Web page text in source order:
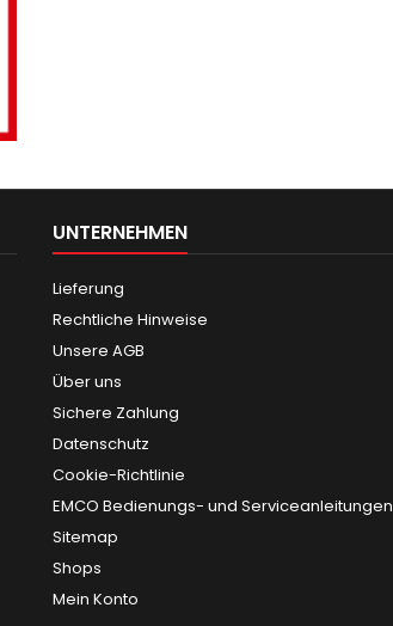
UNTERNEHMEN
Lieferung
Rechtliche Hinweise
Unsere AGB
Über uns
Sichere Zahlung
Datenschutz
Cookie-Richtlinie
EMCO Bedienungs- und Serviceanleitungen
Sitemap
Shops
Mein Konto